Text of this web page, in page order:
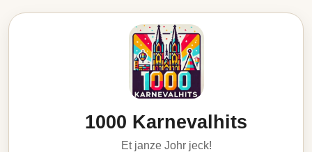
1000 Karnevalhits
Et janze Johr jeck!